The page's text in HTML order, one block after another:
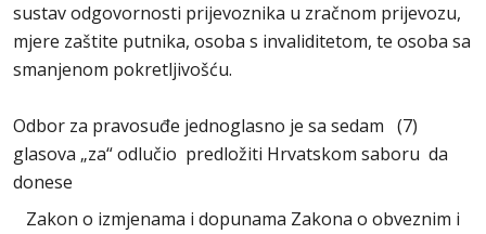
sustav odgovornosti prijevoznika u zračnom prijevozu,
mjere zaštite putnika, osoba s invaliditetom, te osoba sa
smanjenom pokretljivošću.
Odbor za pravosuđe jednoglasno je sa sedam (7)
glasova „za“ odlučio predložiti Hrvatskom saboru da
donese
Zakon o izmjenama i dopunama Zakona o obveznim i